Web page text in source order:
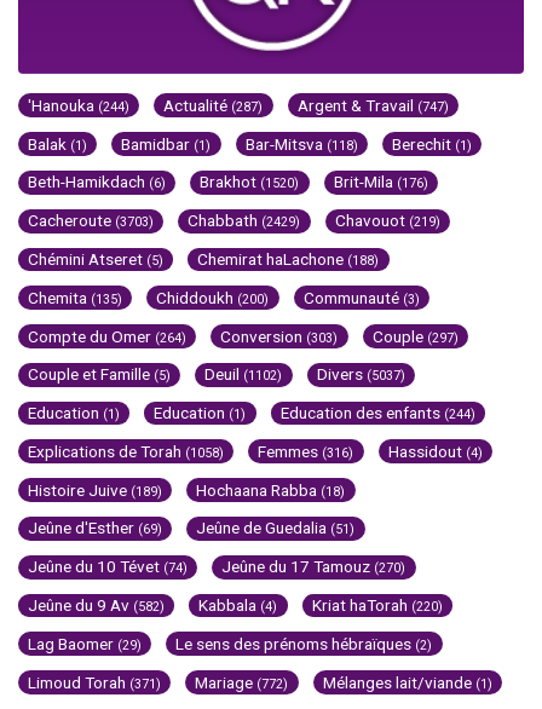
'Hanouka (244) Actualité (287) Argent & Travail (747)
Balak (1) Bamidbar (1) Bar-Mitsva (118) Berechit (1)
Beth-Hamikdach (6) Brakhot (1520) Brit-Mila (176)
Cacheroute (3703) Chabbath (2429) Chavouot (219)
Chémini Atseret (5) Chemirat haLachone (188)
Chemita (135) Chiddoukh (200) Communauté (3)
Compte du Omer (264) Conversion (303) Couple (297)
Couple et Famille (5) Deuil (1102) Divers (5037)
Education (1) Education (1) Education des enfants (244)
Explications de Torah (1058) Femmes (316) Hassidout (4)
Histoire Juive (189) Hochaana Rabba (18)
Jeûne d'Esther (69) Jeûne de Guedalia (51)
Jeûne du 10 Tévet (74) Jeûne du 17 Tamouz (270)
Jeûne du 9 Av (582) Kabbala (4) Kriat haTorah (220)
Lag Baomer (29) Le sens des prénoms hébraïques (2)
Limoud Torah (371) Mariage (772) Mélanges lait/viande (1)